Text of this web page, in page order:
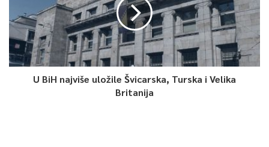
U BiH najviše uložile Švicarska, Turska i Velika
Britanija